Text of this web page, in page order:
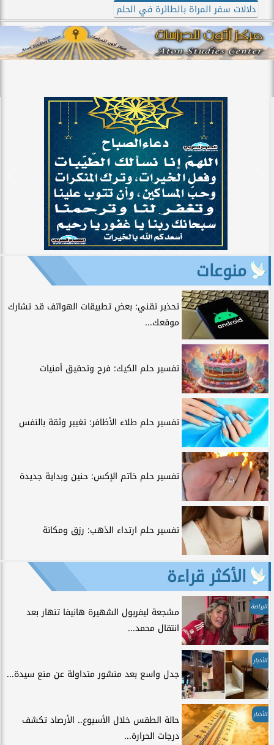
دلالات سفر المراة بالطائرة في الحلم
منوعات
تحذير تقني: بعض تطبيقات الهواتف قد تشارك
موقعك...
تفسير حلم الكيك: فرح وتحقيق أمنيات
تفسير حلم طلاء الأظافر: تغيير وثقة بالنفس
تفسير حلم خاتم الإكس: حنين وبداية جديدة
تفسير حلم ارتداء الذهب: رزق ومكانة
الأكثر قراءة
الرياضة
مشجعة ليفربول الشهيرة هانيفا تنهار بعد
انتقال محمد...
الأخبار
جدل واسع بعد منشور متداولة عن منع سيدة...
الأخبار
حالة الطقس خلال الأسبوع.. الأرصاد تكشف
درجات الحرارة...